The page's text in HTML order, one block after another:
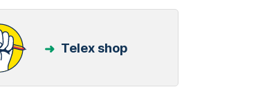
Telex shop